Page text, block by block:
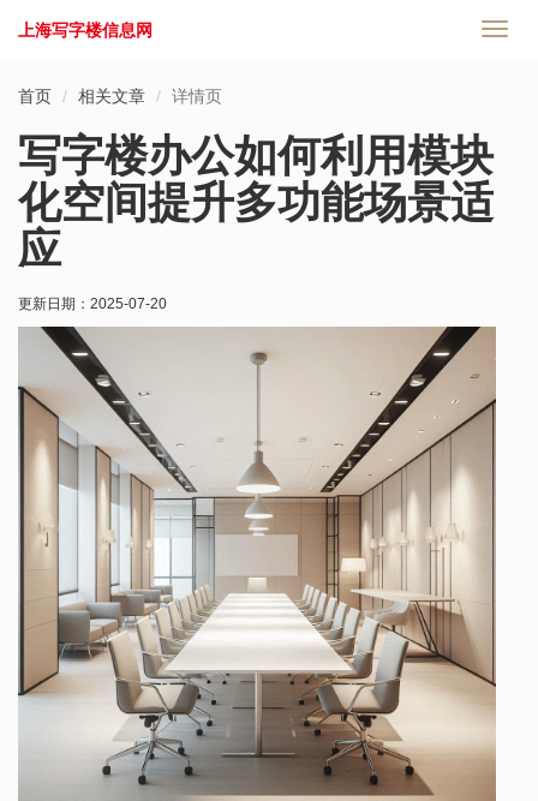
切
上海写字楼信息网
首页 相关文章 详情页
写字楼办公如何利用模块
化空间提升多功能场景适
应
更新日期： 2025-07-20